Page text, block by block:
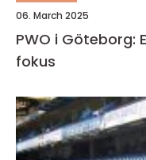
06. March 2025
PWO i Göteborg:
fokus